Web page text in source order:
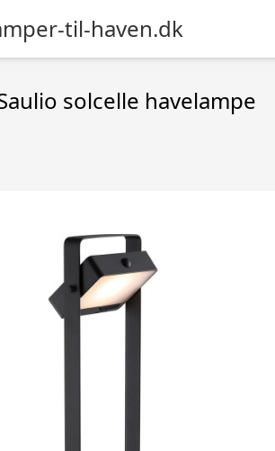
til-haven.dk
solcelle havelampe